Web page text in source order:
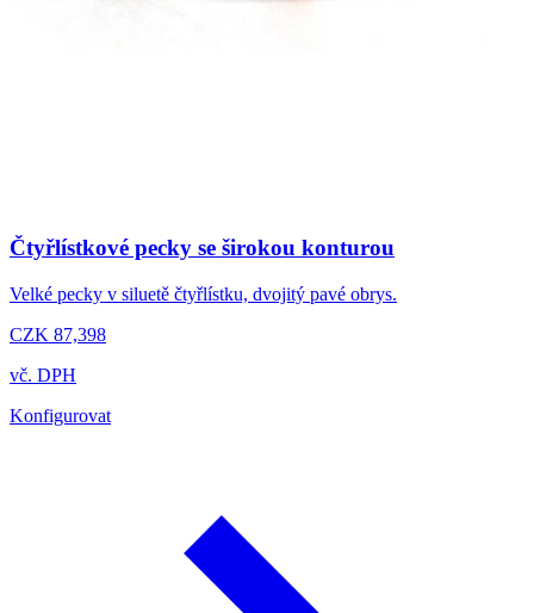
Čtyřlístkové pecky se širokou konturou
Velké pecky v siluetě čtyřlístku, dvojitý pavé obrys.
CZK 87,398
vč. DPH
Konfigurovat